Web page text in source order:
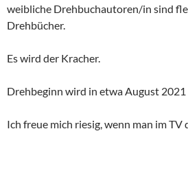
weibliche Drehbuchautoren/in sind
Drehbücher.
Es wird der Kracher.
Drehbeginn wird in etwa August 2021
Ich freue mich riesig, wenn man im TV